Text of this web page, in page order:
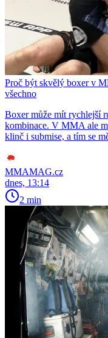
Proč být skvělý boxer v
všechno
Boxer může mít rychlejší
kombinace. V MMA ale
klinč i submise, a tím se
MMAMAG.cz
dnes, 13:14
2 min